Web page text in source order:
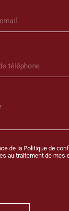
de la Politique de
au traitement de mes